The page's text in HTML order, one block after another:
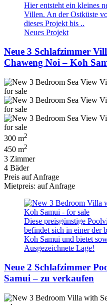
Hier entsteht ein kleines
Villen. An der Ostküste
dieses Projekt bis ..
Neues Projekt
Neue 3 Schlafzimmer
Chaweng Noi – Koh
300 m2
450 m2
3 Zimmer
4 Bäder
Preis auf Anfrage
Mietpreis: auf Anfrage
Diese preisgünstige
befindet sich in einer der
Koh Samui und bietet
Ausgezeichnete Lage!
Neue 2 Schlafzimmer
Samui – zu verkaufen